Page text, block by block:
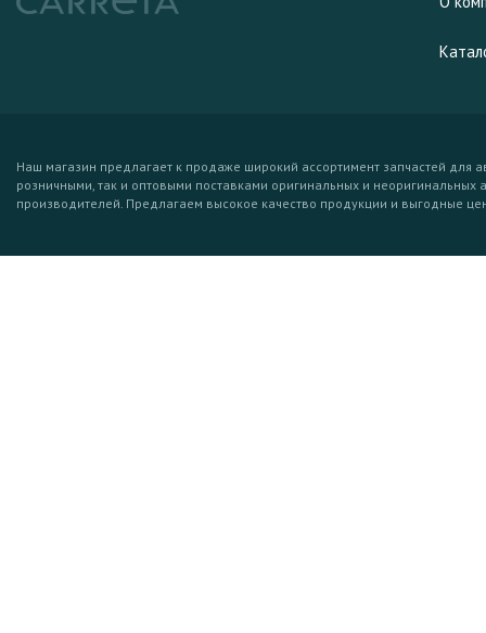
Наш магазин предлагает к продаже широкий ассортимент запчастей для
розничными, так и оптовыми поставками оригинальных и неоригинальных
производителей. Предлагаем высокое качество продукции и выгодные